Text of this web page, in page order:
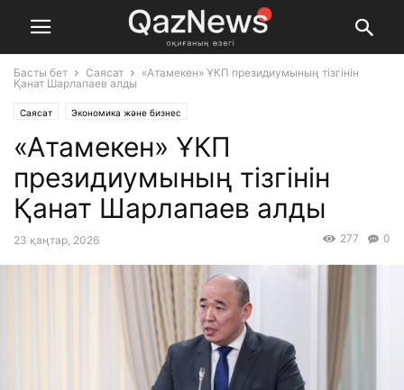
Басты бет Саясат
«Атамекен» ҰКП президиумының тізгінін
Қанат Шарлапаев алды
Саясат Экономика және бизнес
«Атамекен» ҰКП
президиумының тізгінін
Қанат Шарлапаев алды
23 қаңтар, 2026 0
277